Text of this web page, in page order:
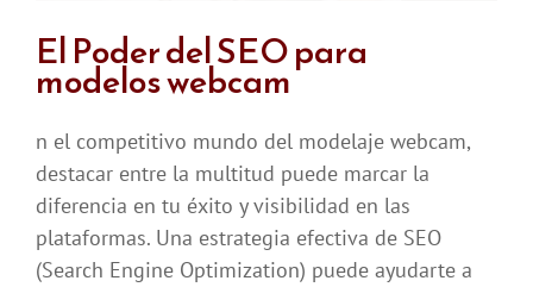
El Poder del SEO para
modelos webcam
n el competitivo mundo del modelaje webcam,
destacar entre la multitud puede marcar la
diferencia en tu éxito y visibilidad en las
plataformas. Una estrategia efectiva de SEO
(Search Engine Optimization) puede ayudarte a